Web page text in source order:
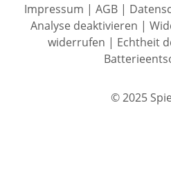
Impressum | AGB|
Analyse deaktivieren |
widerrufen | Echtheit
© 2025